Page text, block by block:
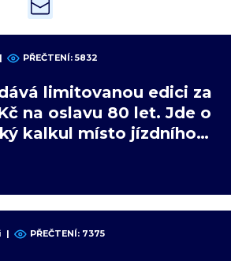
| PŘEČTENÍ: 5832
limitovanou edici za
na oslavu 80 let. Jde o
kalkul místo jízdního
| PŘEČTENÍ: 7375